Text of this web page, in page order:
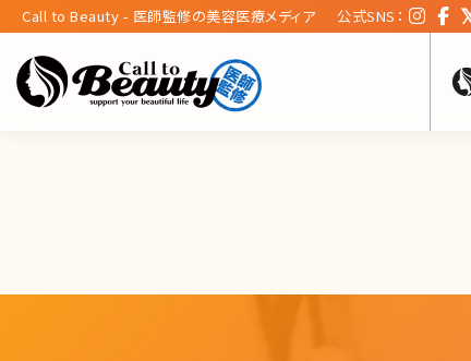
Call to Beauty - 医師監修の美容医療メディア 公式SNS：